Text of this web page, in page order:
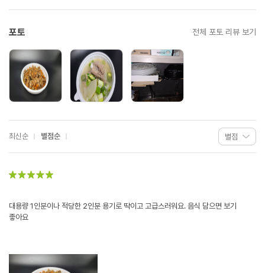
포토 전체 포토 리뷰 보기
최신순 별점순
대용량 1인분이나 적당한 2인분 용기로 딱이고 고급스러워요. 음식 담으면 보기
좋아요